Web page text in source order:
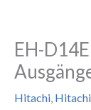
EH-
Hitachi, Hitachi